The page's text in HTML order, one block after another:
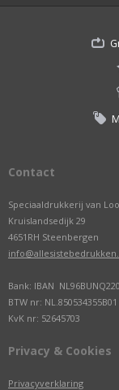
Contact
Speciaaldrukkerij van
Kruislandsedijk 29
4651RH Steenbergen
Bank: IBAN
BTW nr: NL.850534355B01
KvK nr: 52645703
Privacy & Cookies
Privacyverklaring